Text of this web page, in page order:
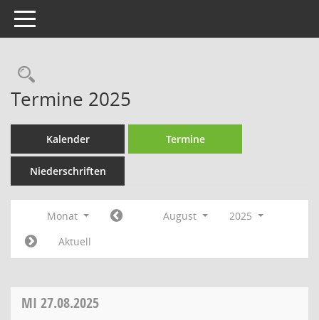
Toggle navigation
Rechercheauswahl
Termine 2025
Kalender Termine
Niederschriften
Monat August
2025
Aktuell
MI 27.08.2025